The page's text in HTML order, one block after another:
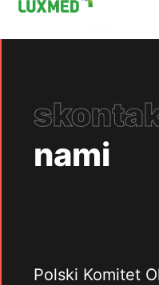
nami
Polski Komitet